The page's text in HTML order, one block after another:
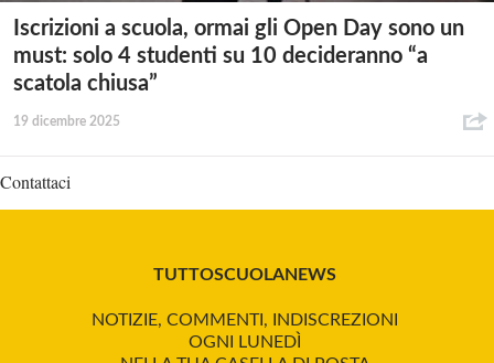
Iscrizioni a scuola, ormai gli Open Day sono un
must: solo 4 studenti su 10 decideranno “a
scatola chiusa”
19 dicembre 2025
Contattaci
TUTTOSCUOLANEWS
NOTIZIE, COMMENTI, INDISCREZIONI
OGNI LUNEDÌ